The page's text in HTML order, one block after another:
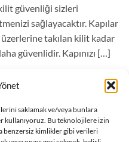
saklamak ve/veya bunlara
kullanıyoruz. Bu teknolojilere izin
benzersiz kimlikler gibi verileri
kilit güvenliği sizleri
sağlayacaktır. Kapılar
üzerlerine takılan kilit kadar
güvenlidir. Kapınızı […]
,çelik kapı kilitleri,çelik kapı nasıl
etiketlendiBir yorum bırak